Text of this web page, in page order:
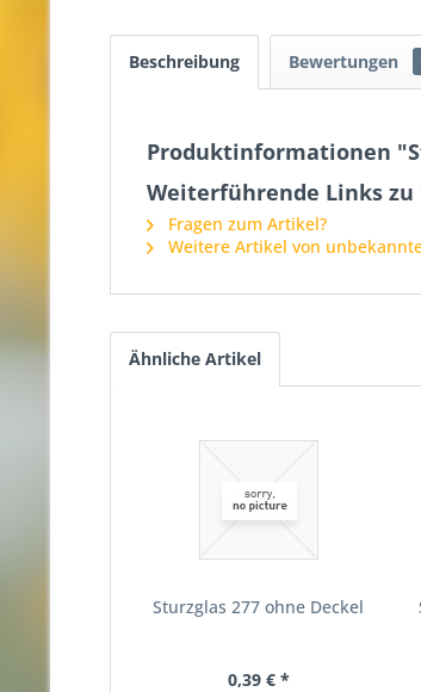
Beschreibung Bewertungen
Produktinformationen
Weiterführende Links
Fragen zum Artikel?
Weitere Artikel von
Ähnliche Artikel
Sturzglas 277 ohne Deckel
0,39 € *